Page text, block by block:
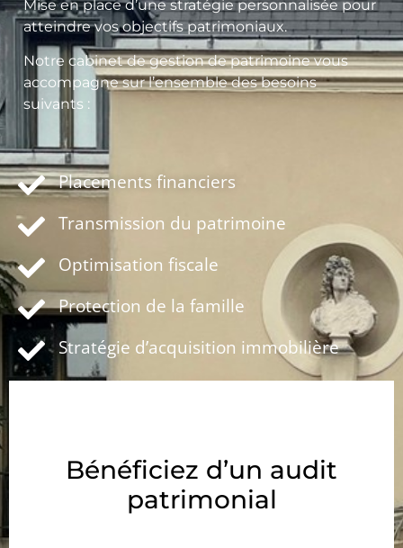
Mise en place d’une stratégie personnalisée pour
atteindre vos objectifs patrimoniaux.
Notre cabinet de gestion de patrimoine vous
accompagne sur l’ensemble des besoins
suivants :
Placements financiers
Transmission du patrimoine
Optimisation fiscale
Protection de la famille
Stratégie d’acquisition immobilière
Bénéficiez d’un audit
patrimonial